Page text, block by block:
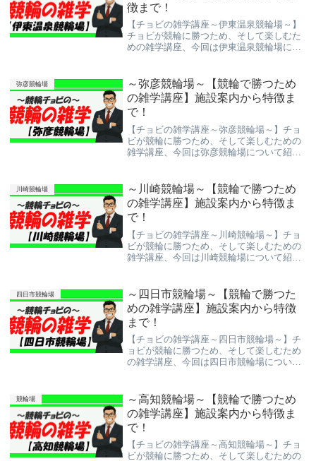
徴まで！
【チョビの雑学講座～伊東温泉競輪場～】
チョビが競輪に勝つため、そして楽しむた
めの雑学講座、今回は伊東温泉競輪場につ
事！これを機にもっと競輪を知ってより楽
しんで下さい。
弥彦競輪場
～弥彦競輪場～【競輪で勝つため
の雑学講座】施設案内から特徴ま
で！
【チョビの雑学講座～弥彦競輪場～】チョ
ビが競輪に勝つため、そして楽しむための
雑学講座、今回は弥彦競輪場について紹介
を機にもっと競輪を知ってより楽しんで下
さい。
川崎競輪場
～川崎競輪場～【競輪で勝つため
の雑学講座】施設案内から特徴ま
で！
【チョビの雑学講座～川崎競輪場～】チョ
ビが競輪に勝つため、そして楽しむための
雑学講座、今回は川崎競輪場について紹介
を機にもっと競輪を知ってより楽しんで下
さい。
四日市競輪場
～四日市競輪場～【競輪で勝つた
めの雑学講座】施設案内から特徴
まで！
【チョビの雑学講座～四日市競輪場～】チ
ョビが競輪に勝つため、そして楽しむため
の雑学講座、今回は四日市競輪場について
これを機にもっと競輪を知ってより楽しん
で下さい。
競輪場
～高知競輪場～【競輪で勝つため
の雑学講座】施設案内から特徴ま
で！
【チョビの雑学講座～高知競輪場～】チョ
ビが競輪に勝つため、そして楽しむための